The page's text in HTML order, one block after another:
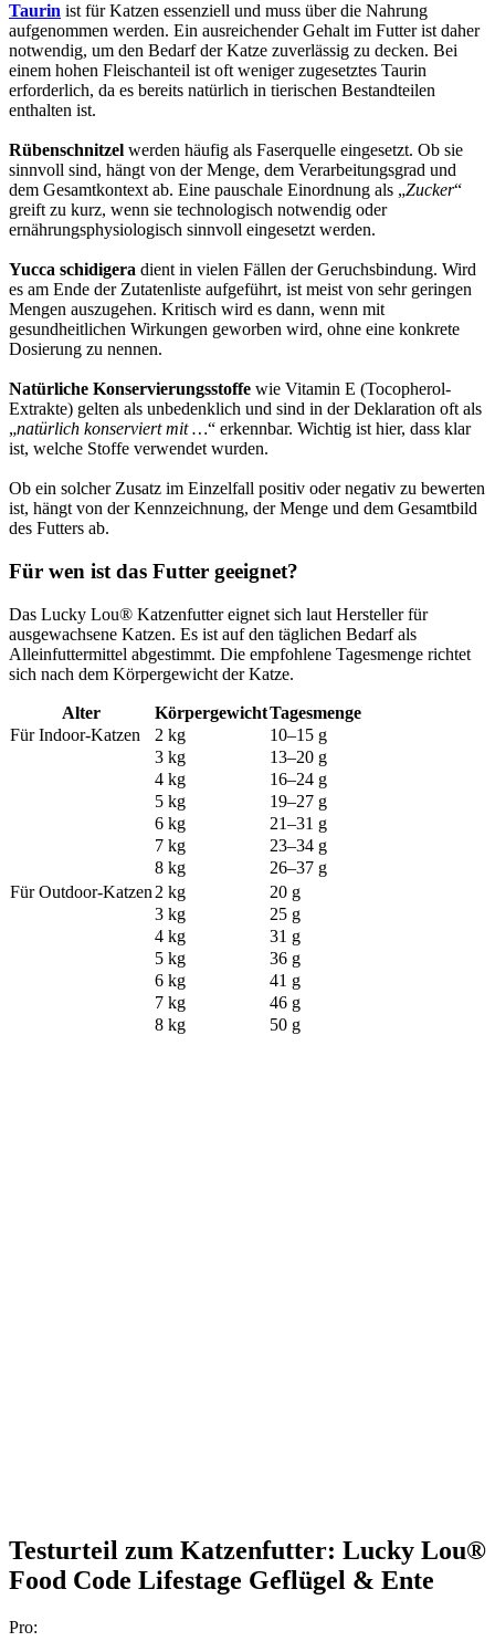
Taurin ist für Katzen essenziell und muss über die Nahrung
aufgenommen werden. Ein ausreichender Gehalt im Futter ist daher
notwendig, um den Bedarf der Katze zuverlässig zu decken. Bei
einem hohen Fleischanteil ist oft weniger zugesetztes Taurin
erforderlich, da es bereits natürlich in tierischen Bestandteilen
enthalten ist.
Rübenschnitzel werden häufig als Faserquelle eingesetzt. Ob sie
sinnvoll sind, hängt von der Menge, dem Verarbeitungsgrad und
dem Gesamtkontext ab. Eine pauschale Einordnung als „Zucker“
greift zu kurz, wenn sie technologisch notwendig oder
ernährungsphysiologisch sinnvoll eingesetzt werden.
Yucca schidigera dient in vielen Fällen der Geruchsbindung. Wird
es am Ende der Zutatenliste aufgeführt, ist meist von sehr geringen
Mengen auszugehen. Kritisch wird es dann, wenn mit
gesundheitlichen Wirkungen geworben wird, ohne eine konkrete
Dosierung zu nennen.
Natürliche Konservierungsstoffe wie Vitamin E (Tocopherol-
Extrakte) gelten als unbedenklich und sind in der Deklaration oft als
„natürlich konserviert mit …“ erkennbar. Wichtig ist hier, dass klar
ist, welche Stoffe verwendet wurden.
Ob ein solcher Zusatz im Einzelfall positiv oder negativ zu bewerten
ist, hängt von der Kennzeichnung, der Menge und dem Gesamtbild
des Futters ab.
Für wen ist das Futter geeignet?
Das Lucky Lou® Katzenfutter eignet sich laut Hersteller für
ausgewachsene Katzen. Es ist auf den täglichen Bedarf als
Alleinfuttermittel abgestimmt. Die empfohlene Tagesmenge richtet
sich nach dem Körpergewicht der Katze.
Alter KörpergewichtTagesmenge
Für Indoor-Katzen
2 kg
10–15 g
3 kg
13–20 g
4 kg
16–24 g
5 kg
19–27 g
6 kg
21–31 g
7 kg
23–34 g
8 kg
26–37 g
Für Outdoor-Katzen 2 kg
20 g
3 kg
25 g
4 kg
31 g
5 kg
36 g
6 kg
41 g
7 kg
46 g
8 kg
50 g
Testurteil zum Katzenfutter: Lucky Lou®
Food Code Lifestage Geflügel & Ente
Pro: